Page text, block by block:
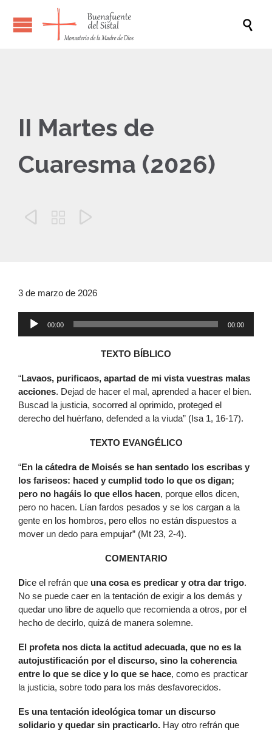

II Martes de
Cuaresma (2026)
  
3 de marzo de 2026
00:00 00:00
TEXTO BÍBLICO
“Lavaos, purificaos, apartad de mi vista vuestras malas
acciones. Dejad de hacer el mal, aprended a hacer el bien.
Buscad la justicia, socorred al oprimido, proteged el
derecho del huérfano, defended a la viuda” (Isa 1, 16-17).
TEXTO EVANGÉLICO
“En la cátedra de Moisés se han sentado los escribas y
los fariseos: haced y cumplid todo lo que os digan;
pero no hagáis lo que ellos hacen, porque ellos dicen,
pero no hacen. Lían fardos pesados y se los cargan a la
gente en los hombros, pero ellos no están dispuestos a
mover un dedo para empujar” (Mt 23, 2-4).
COMENTARIO
Dice el refrán que una cosa es predicar y otra dar trigo.
No se puede caer en la tentación de exigir a los demás y
quedar uno libre de aquello que recomienda a otros, por el
hecho de decirlo, quizá de manera solemne.
El profeta nos dicta la actitud adecuada, que no es la
autojustificación por el discurso, sino la coherencia
entre lo que se dice y lo que se hace, como es practicar
la justicia, sobre todo para los más desfavorecidos.
Es una tentación ideológica tomar un discurso
solidario y quedar sin practicarlo. Hay otro refrán que